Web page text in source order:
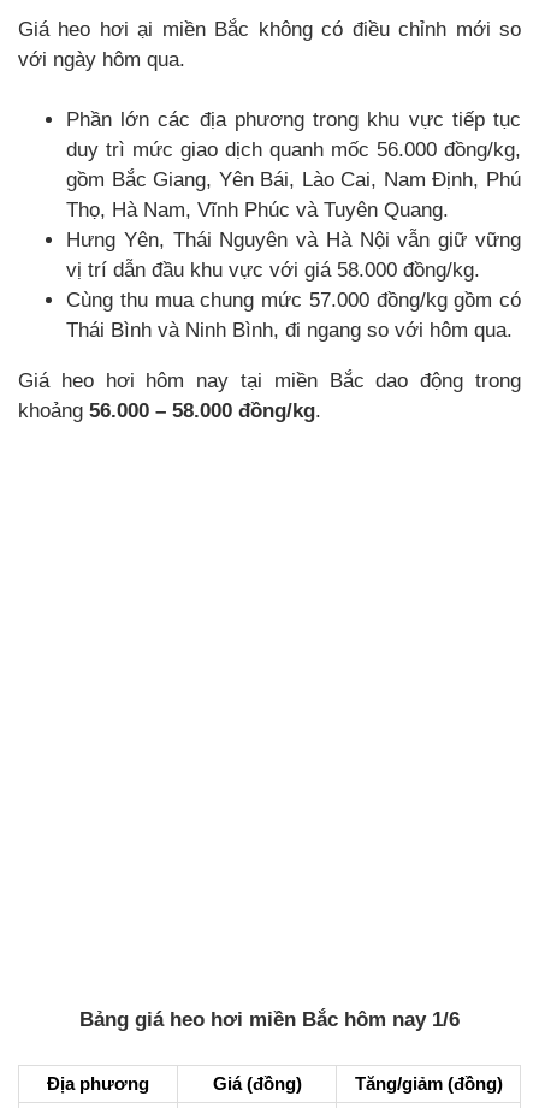
Giá heo hơi ại miền Bắc không có điều chỉnh mới so
với ngày hôm qua.
Phần lớn các địa phương trong khu vực tiếp tục
duy trì mức giao dịch quanh mốc 56.000 đồng/kg,
gồm Bắc Giang, Yên Bái, Lào Cai, Nam Định, Phú
Thọ, Hà Nam, Vĩnh Phúc và Tuyên Quang.
Hưng Yên, Thái Nguyên và Hà Nội vẫn giữ vững
vị trí dẫn đầu khu vực với giá 58.000 đồng/kg.
Cùng thu mua chung mức 57.000 đồng/kg gồm có
Thái Bình và Ninh Bình, đi ngang so với hôm qua.
Giá heo hơi hôm nay tại miền Bắc dao động trong
khoảng 56.000 – 58.000 đồng/kg.
Bảng giá heo hơi miền Bắc hôm nay 1/6
Địa phương Giá (đồng)
Tăng/giảm (đồng)